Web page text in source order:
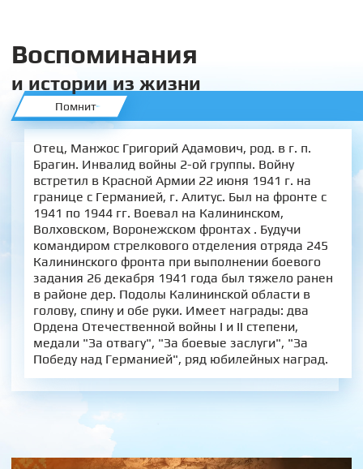
Воспоминания
и истории из жизни
Помнит
Отец, Манжос Григорий Адамович, род. в г. п.
Брагин. Инвалид войны 2-ой группы. Войну
встретил в Красной Армии 22 июня 1941 г. на
границе с Германией, г. Алитус. Был на фронте с
1941 по 1944 гг. Воевал на Калининском,
Волховском, Воронежском фронтах . Будучи
командиром стрелкового отделения отряда 245
Калининского фронта при выполнении боевого
задания 26 декабря 1941 года был тяжело ранен
в районе дер. Подолы Калининской области в
голову, спину и обе руки. Имеет награды: два
Ордена Отечественной войны I и II степени,
медали "За отвагу", "За боевые заслуги", "За
Победу над Германией", ряд юбилейных наград.